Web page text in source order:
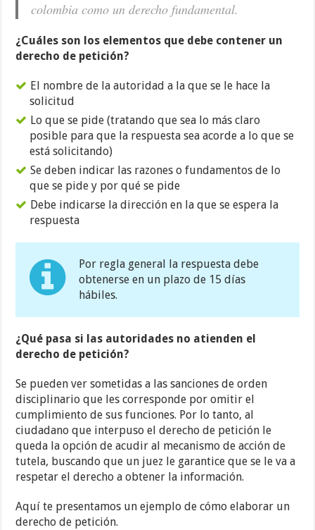
colombia como un derecho fundamental.
¿Cuáles son los elementos que debe contener un
derecho de petición?
El nombre de la autoridad a la que se le hace la
solicitud
Lo que se pide (tratando que sea lo más claro
posible para que la respuesta sea acorde a lo que se
está solicitando)
Se deben indicar las razones o fundamentos de lo
que se pide y por qué se pide
Debe indicarse la dirección en la que se espera la
respuesta
Por regla general la respuesta debe
obtenerse en un plazo de 15 días
hábiles.
¿Qué pasa si las autoridades no atienden el
derecho de petición?
Se pueden ver sometidas a las sanciones de orden
disciplinario que les corresponde por omitir el
cumplimiento de sus funciones. Por lo tanto, al
ciudadano que interpuso el derecho de petición le
queda la opción de acudir al mecanismo de acción de
tutela, buscando que un juez le garantice que se le va a
respetar el derecho a obtener la información.
Aquí te presentamos un ejemplo de cómo elaborar un
derecho de petición.